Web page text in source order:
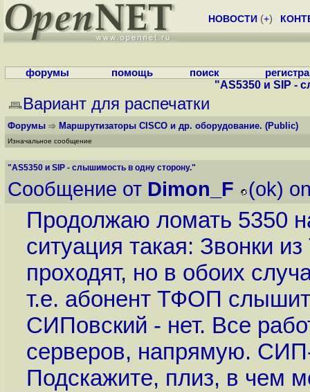
НОВОСТИ (+)
форумы помощь поиск
"AS5350 и SIP -
Вариант для распечатки
Форумы Маршрутизаторы CISCO и др. оборудование. (Public)
Изначальное сообщение
"AS5350 и SIP - слышимость в одну сторону."
Сообщение от Dimon_F (ok)
Продолжаю ломать 5350
ситуация такая: Звонки
проходят, но в обоих
т.е. абонент ТФОП
СИПовский - нет. Все
серверов, напрямую.
Подскажите, плиз, в чем